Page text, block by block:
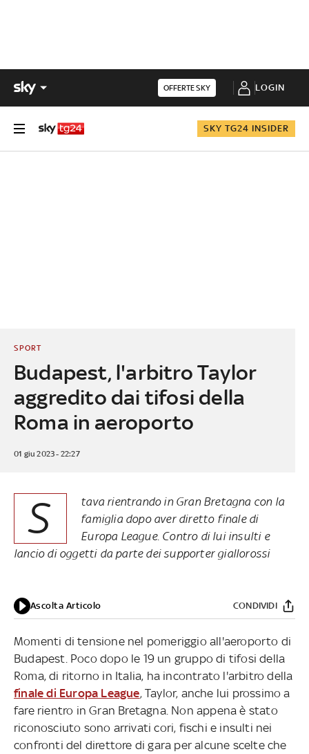
OFFERTE SKY LOGIN
SKY TG24 INSIDER
Budapest, l'arbitro Taylor
aggredito dai tifosi della
Roma in aeroporto
SPORT
01 giu 2023 - 22:27
S
tava rientrando in Gran Bretagna con la
famiglia dopo aver diretto finale di
Europa League. Contro di lui insulti e
lancio di oggetti da parte dei supporter giallorossi
Ascolta Articolo CONDIVIDI
Momenti di tensione nel pomeriggio all'aeroporto di
Budapest. Poco dopo le 19 un gruppo di tifosi della
Roma, di ritorno in Italia, ha incontrato l'arbitro della
finale di Europa League, Taylor, anche lui prossimo a
fare rientro in Gran Bretagna. Non appena è stato
riconosciuto sono arrivati cori, fischi e insulti nei
confronti del direttore di gara per alcune scelte che